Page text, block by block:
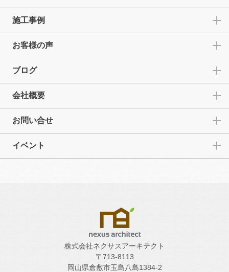
施工事例
お客様の声
ブログ
会社概要
お問い合せ
イベント
株式会社ネクサスアーキテクト
〒713-8113
岡山県倉敷市玉島八島1384-2